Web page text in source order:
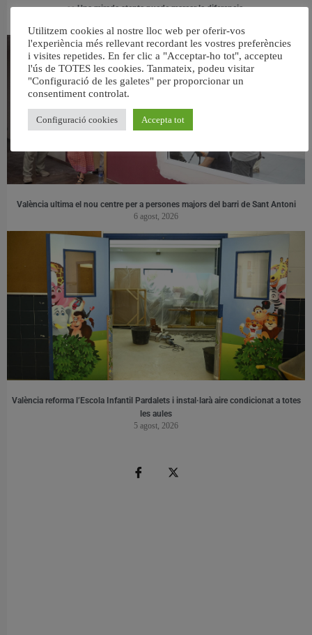
👀 Una mirada atenta puede marcar la diferencia.
València ultima el nou centre per a persones majors del barri de Sant Antoni
6 agost, 2026
València reforma l’Escola Infantil Pardalets i instal·larà aire condicionat a totes
les aules
5 agost, 2026
Utilitzem cookies al nostre lloc web per oferir-vos
l'experiència més rellevant recordant les vostres preferències
i visites repetides. En fer clic a "Acceptar-ho tot", accepteu
l'ús de TOTES les cookies. Tanmateix, podeu visitar
"Configuració de les galetes" per proporcionar un
consentiment controlat.
Configuració cookies Accepta tot